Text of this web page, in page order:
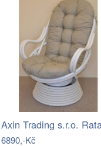
6890,-Kč